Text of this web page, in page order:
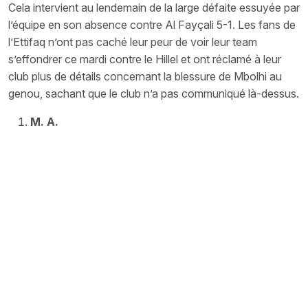
Cela intervient au lendemain de la large défaite essuyée par
l’équipe en son absence contre Al Fayçali 5-1. Les fans de
l’Ettifaq n’ont pas caché leur peur de voir leur team
s’effondrer ce mardi contre le Hillel et ont réclamé à leur
club plus de détails concernant la blessure de Mbolhi au
genou, sachant que le club n’a pas communiqué là-dessus.
M. A.